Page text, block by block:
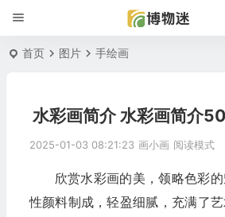
首页 图片 手绘画
水彩画简介 水彩画简介
2025-01-03 08:21:23 画小画 阅读模式
欣赏水彩画的美，领略色彩
性颜料制成，轻盈细腻，充满了